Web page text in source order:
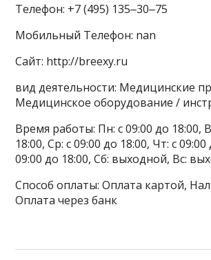
Телефон: +7 (495) 135‒30‒75
Мобильный Телефон: nan
Сайт: http://breexy.ru
вид деятельности: Медицинские
Медицинское оборудование /
Время работы: Пн: с 09:00 до 18:00,
18:00, Ср: с 09:00 до 18:00, Чт: с
09:00 до 18:00, Сб: выходной, Вс:
Способ оплаты: Оплата картой,
Оплата через банк